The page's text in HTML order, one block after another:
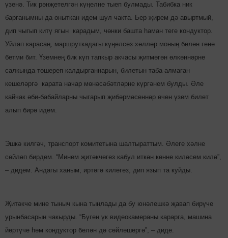
үзенә. Тик рәнҗетелгән күңелне тыеп булмады. Табибка ник
барганымны да оныткан идем шул чакта. Бер җирем дә авыртмый,
дип чыгып китү ягын карадым, чөнки башта һаман теге кондуктор.
Уйлап карасаң, маршруткадагы күңелсез хәлләр мо­ның белән генә
бетми бит. Үземнең бик күп тапкыр акчасы җитмәгән өлкәннәр­не
салкында төшереп калдырганнарын, билетын таба алмаган
кешеләргә карата начар мө­нәсәбәтләрне күргә­нем булды. Әле
кайчак әби-ба­бай­ларны чыгарып җи­бәрмә­сеннәр өчен үзем билет
алып бирә идем.
Эшкә килгәч, транспорт комитетына шалтыраттым. Әлеге хәлне
сөйләп бирдем. “Минем җитәкчегез кабул иткән көнне киләсем килә”,
– дидем. Андагы ханым, иртәгә килегез, дип язып та куйды.
Җитәкче мине тыныч кына тыңлады да бу юнә­лешкә җавап бирүче
урынбасарын чакырды. “Бүген үк видеокамераны карарга, машина
йөр­түче һәм кондуктор бе­лән дә сөйлә­шергә”, – диде.